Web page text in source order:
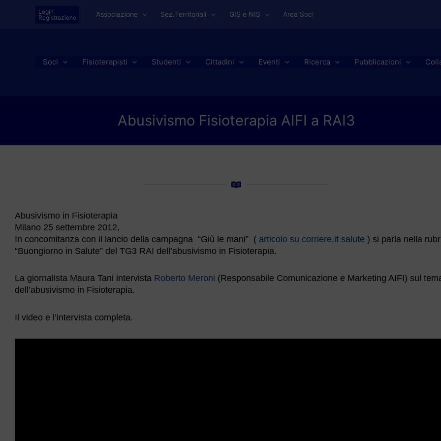
Login
Registrazione
Associazione Sez.Territoriali GIS e NIS Area Soci
Soci Fisioterapisti Studenti Cittadini Eventi Ricerca Pubblicazioni
Abusivismo Fisioterapia AIFI a RAI3
Abusivismo in Fisioterapia
Milano 25 settembre 2012,
In concomitanza con il lancio della campagna “Giù le mani” ( articolo su corriere.it salute ) si parla nella
“Buongiorno in Salute” del TG3 RAI dell’abusivismo in Fisioterapia.
La giornalista Maura Tani intervista Roberto Meroni (Responsabile Comunicazione e Marketing AIFI) sul
dell’abusivismo in Fisioterapia.
Il video e l’intervista completa.